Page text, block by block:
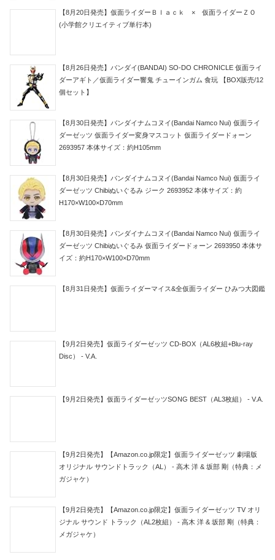
【8月20日発売】仮面ライダーＢｌａｃｋ × 仮面ライダーＺＯ
(小学館クリエイティブ単行本)
【8月26日発売】バンダイ(BANDAI) SO-DO CHRONICLE 仮面ライ
ダーアギト／仮面ライダー響鬼 チューインガム 食玩 【BOX販売/12
個セット】
【8月30日発売】バンダイナムコヌイ(Bandai Namco Nui) 仮面ライ
ダーゼッツ 仮面ライダー変身マスコット 仮面ライダードォーン
2693957 本体サイズ：約H105mm
【8月30日発売】バンダイナムコヌイ(Bandai Namco Nui) 仮面ライ
ダーゼッツ Chibiぬいぐるみ ジーク 2693952 本体サイズ：約
H170×W100×D70mm
【8月30日発売】バンダイナムコヌイ(Bandai Namco Nui) 仮面ライ
ダーゼッツ Chibiぬいぐるみ 仮面ライダードォーン 2693950 本体サ
イズ：約H170×W100×D70mm
【8月31日発売】仮面ライダーマイス&全仮面ライダー ひみつ大図鑑
【9月2日発売】仮面ライダーゼッツ CD-BOX（AL6枚組+Blu-ray
Disc） - V.A.
【9月2日発売】仮面ライダーゼッツSONG BEST（AL3枚組） - V.A.
【9月2日発売】【Amazon.co.jp限定】仮面ライダーゼッツ 劇場版
オリジナル サウンドトラック（AL） - 高木 洋 & 坂部 剛（特典：メ
ガジャケ）
【9月2日発売】【Amazon.co.jp限定】仮面ライダーゼッツ TV オリ
ジナル サウンド トラック（AL2枚組） - 高木 洋 & 坂部 剛（特典：
メガジャケ）